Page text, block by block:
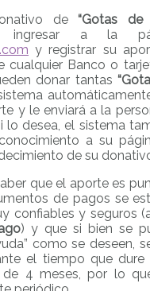
de“Gotas de
ingresar a la
y registrar su
cualquier Banco o
donar tantas
y le enviará a la
lo desea, el sistema
a su
de su
que el aporte es
de pagos se
confiables y seguros
) y que si bien se
como se deseen,
el tiempo que dure
4 meses, por lo